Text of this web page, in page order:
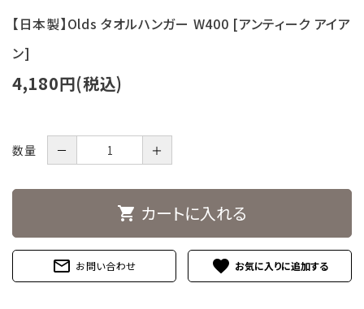
【日本製】Olds タオルハンガー W400 [アンティーク アイア
ン]
4,180円(税込)
数量 － ＋
shopping_cart カートに入れる
mail_outline お問い合わせ favorite